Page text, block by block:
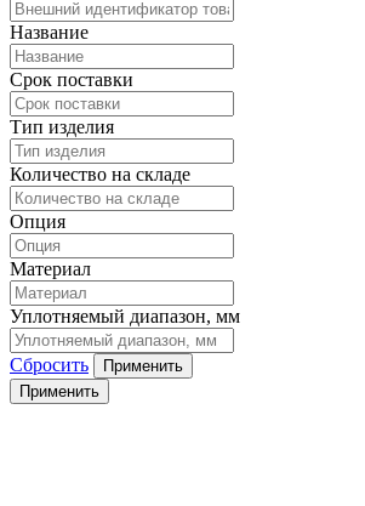
Название
Срок поставки
Тип изделия
Количество на складе
Опция
Материал
Уплотняемый диапазон, мм
Сбросить